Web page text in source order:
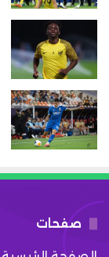
صفحات